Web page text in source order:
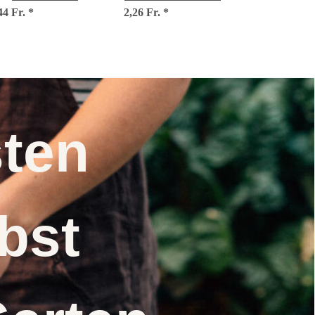
(Limonium
Fr. *
'Pastel Mix'
2,26 Fr. *